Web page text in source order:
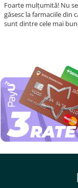
Foarte mulțumită! Nu
găsesc la farmaciile din
sunt dintre cele mai